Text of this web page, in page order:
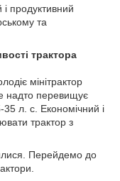
продуктивний
та
трактора
мінітрактор
надто перевищує
35 л. с. Економічний і
трактор з
Перейдемо до